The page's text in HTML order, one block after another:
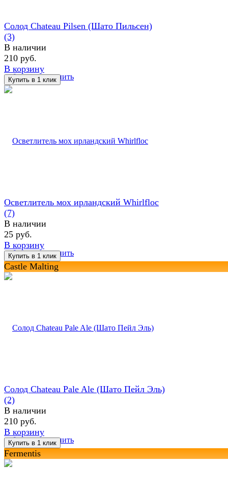
избранное сравнить
Солод Chateau Pilsen (Шато Пильсен)
(3)
В наличии
210 руб.
В корзину
избранное сравнить
Осветлитель мох ирландский Whirlfloc
(7)
В наличии
25 руб.
В корзину
Castle Malting
избранное сравнить
Солод Chateau Pale Ale (Шато Пейл Эль)
(2)
В наличии
210 руб.
В корзину
Fermentis